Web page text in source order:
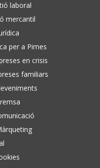
laboral
mercantil
per a Pimes
en crisis
familiars